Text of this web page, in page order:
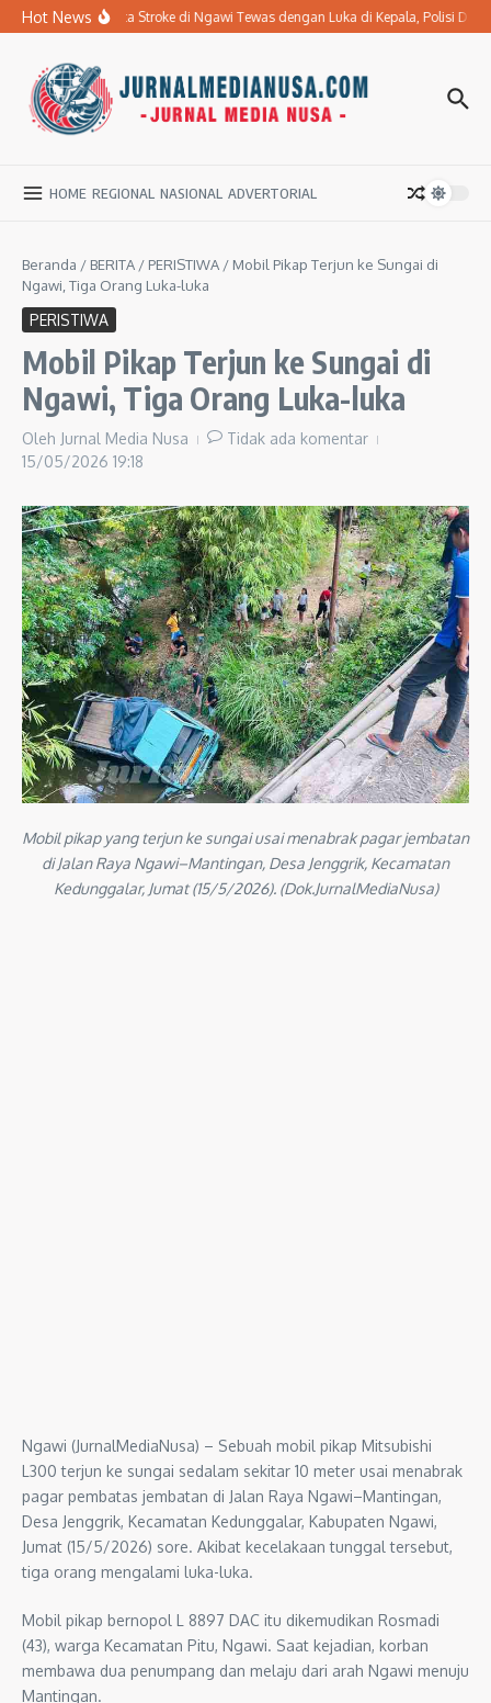
Lewati ke konten
Hot News
Ibu Penderita Stroke di Ngawi Tewas dengan Luka di Kepala, Polisi
HOME REGIONAL NASIONAL ADVERTORIAL
Beranda / BERITA / PERISTIWA / Mobil Pikap Terjun ke Sungai di
Ngawi, Tiga Orang Luka-luka
PERISTIWA
Mobil Pikap Terjun ke Sungai di
Ngawi, Tiga Orang Luka-luka
Oleh Jurnal Media Nusa
Tidak ada komentar
15/05/2026 19:18
Mobil pikap yang terjun ke sungai usai menabrak pagar jembatan
di Jalan Raya Ngawi–Mantingan, Desa Jenggrik, Kecamatan
Kedunggalar, Jumat (15/5/2026). (Dok.JurnalMediaNusa)
Ngawi (JurnalMediaNusa) – Sebuah mobil pikap Mitsubishi
L300 terjun ke sungai sedalam sekitar 10 meter usai menabrak
pagar pembatas jembatan di Jalan Raya Ngawi–Mantingan,
Desa Jenggrik, Kecamatan Kedunggalar, Kabupaten Ngawi,
Jumat (15/5/2026) sore. Akibat kecelakaan tunggal tersebut,
tiga orang mengalami luka-luka.
Mobil pikap bernopol L 8897 DAC itu dikemudikan Rosmadi
(43), warga Kecamatan Pitu, Ngawi. Saat kejadian, korban
membawa dua penumpang dan melaju dari arah Ngawi menuju
Mantingan.